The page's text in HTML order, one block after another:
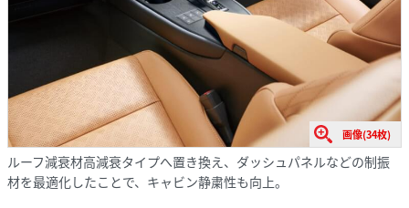
画像(34枚)
ルーフ減衰材高減衰タイプへ置き換え、ダッシュパネルなどの制振
材を最適化したことで、キャビン静粛性も向上。